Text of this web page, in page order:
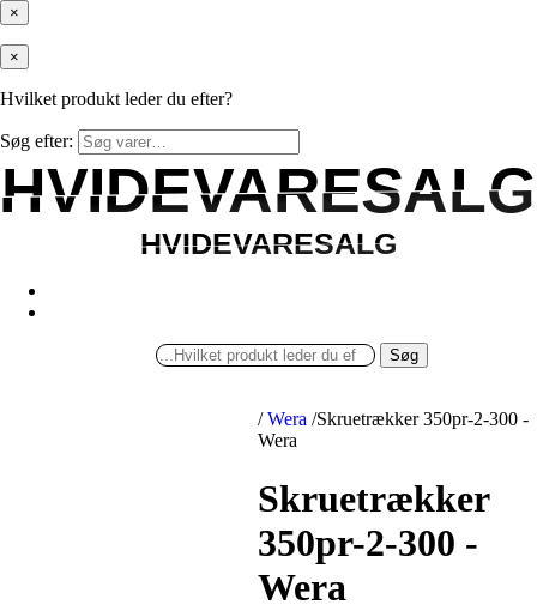
×
×
Hvilket produkt leder du efter?
Søg efter:
HVIDEVARESALG
HVIDEVARESALG
HVIDEVARESALG
HVIDEVARESALG
Søg
/ Wera /Skruetrækker 350pr-2-300 -
Wera
Skruetrækker
350pr-2-300 -
Wera